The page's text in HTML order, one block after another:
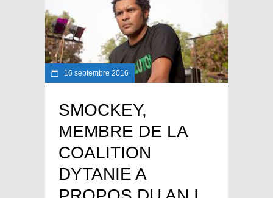
16 septembre 2016
SMOCKEY,
MEMBRE DE LA
COALITION
DYTANIE A